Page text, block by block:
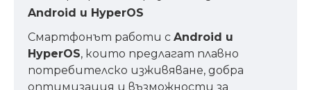
Android и HyperOS
Смартфонът работи с Android и
HyperOS, които предлагат плавно
потребителско изживяване, добра
оптимизация и възможности за